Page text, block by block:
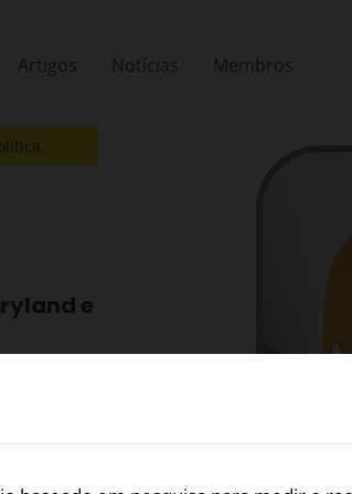
Artigos Notícias Membros
e
racismo
e